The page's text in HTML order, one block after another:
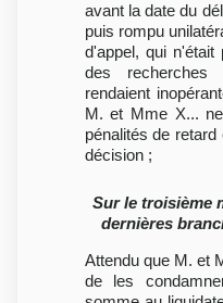
avant la date du
puis rompu
d'appel, qui
des recherches
rendaient
M. et Mme X...
pénalités de
décision ;
Sur le troisième
dernières
Attendu que M. et
de les